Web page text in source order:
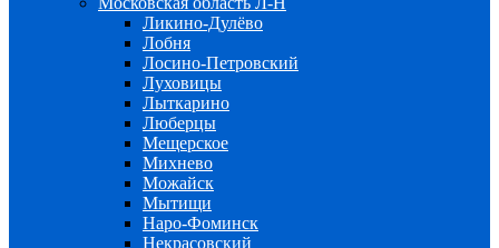
Ликино-Дулёво
Лобня
Лосино-Петровский
Луховицы
Лыткарино
Люберцы
Мещерское
Михнево
Можайск
Мытищи
Наро-Фоминск
Некрасовский